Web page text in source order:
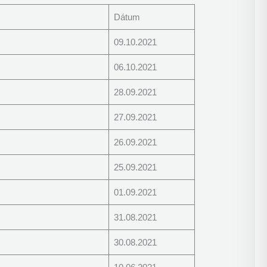
Dátum
09.10.2021
06.10.2021
28.09.2021
27.09.2021
26.09.2021
25.09.2021
01.09.2021
31.08.2021
30.08.2021